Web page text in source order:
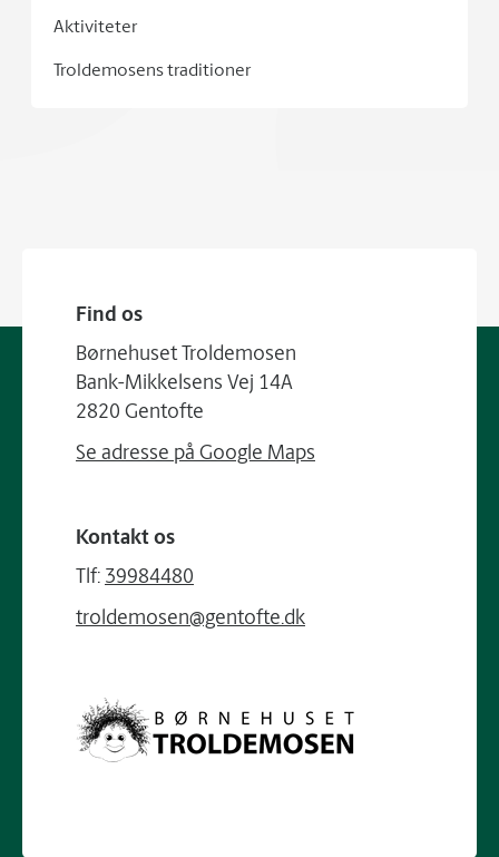
Aktiviteter
Troldemosens traditioner
Find os
Børnehuset Troldemosen
Bank-Mikkelsens Vej 14A
2820 Gentofte
Se adresse på Google Maps
Kontakt os
Tlf: 39984480
troldemosen@gentofte.dk